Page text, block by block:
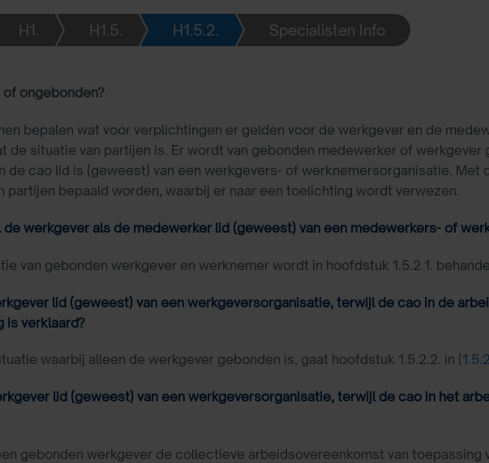
H1. H1.5. H1.5.2. Specialisten Info
ongebonden?
bepalen wat voor verplichtingen er gelden voor de werkgever en de
de situatie van partijen is. Er wordt van gebonden medewerker of
de cao lid is (geweest) van een werkgevers- of werknemersorganisatie. Met
partijen bepaald worden, waarbij er naar een toelichting wordt verwezen.
de werkgever als de medewerker lid (geweest) van een medewerkers- of
van gebonden werkgever en werknemer wordt in hoofdstuk 1.5.2.1.
lid (geweest) van een werkgeversorganisatie, terwijl de cao in de
is verklaard?
waarbij alleen de werkgever gebonden is, gaat hoofdstuk 1.5.2.2. in
lid (geweest) van een werkgeversorganisatie, terwijl de cao in het
gebonden werkgever de collectieve arbeidsovereenkomst van toepassing